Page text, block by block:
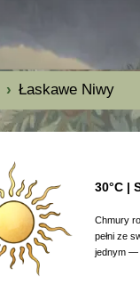
Łaskawe Niwy
30°C |
Chmury
pełni ze
jednym —